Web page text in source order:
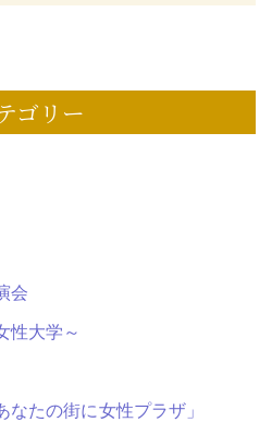
ゴリー
会
性大学～
たの街に女性プラザ」